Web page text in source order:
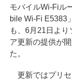
モバイルWi-Fiル
bile Wi-Fi E5383
も、6月21日より
ア更新の提供が
た。
更新ではプリセ